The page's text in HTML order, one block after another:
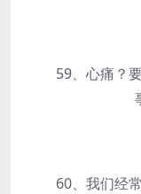
59、心痛？要
60、我们经常